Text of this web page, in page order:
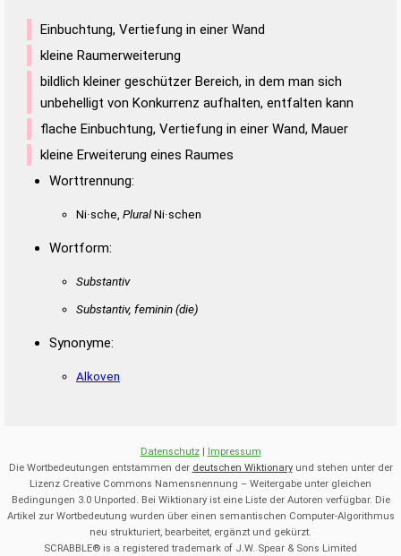
Einbuchtung, Vertiefung in einer Wand
kleine Raumerweiterung
bildlich kleiner geschützer Bereich, in dem man sich
unbehelligt von Konkurrenz aufhalten, entfalten kann
flache Einbuchtung, Vertiefung in einer Wand, Mauer
kleine Erweiterung eines Raumes
Worttrennung:
Ni·sche, PluralNi·schen
Wortform:
Substantiv
Substantiv, feminin(die)
Synonyme:
Alkoven
Datenschutz| Impressum
Die Wortbedeutungen entstammen der deutschen Wiktionaryund stehen unter der
Lizenz Creative Commons Namensnennung – Weitergabe unter gleichen
Bedingungen 3.0 Unported. Bei Wiktionary ist eine Liste der Autoren verfügbar. Die
Artikel zur Wortbedeutung wurden über einen semantischen Computer-Algorithmus
neu strukturiert, bearbeitet, ergänzt und gekürzt.
SCRABBLE® is a registered trademark of J.W. Spear & Sons Limited